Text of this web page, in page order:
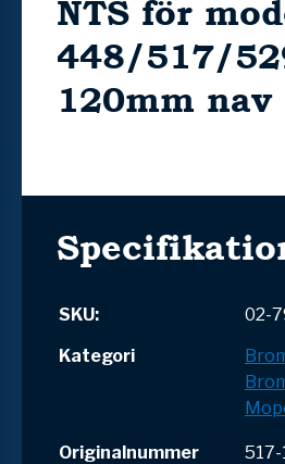
NTS för
448/517/
120mm nav
SKU:
02-
Kategori
Originalnummer
517-